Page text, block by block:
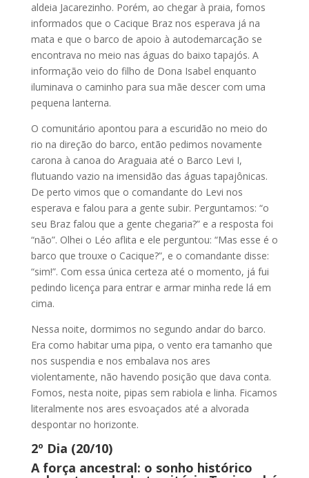
aldeia Jacarezinho. Porém, ao chegar à praia, fomos
informados que o Cacique Braz nos esperava já na
mata e que o barco de apoio à autodemarcação se
encontrava no meio nas águas do baixo tapajós. A
informação veio do filho de Dona Isabel enquanto
iluminava o caminho para sua mãe descer com uma
pequena lanterna.
O comunitário apontou para a escuridão no meio do
rio na direção do barco, então pedimos novamente
carona à canoa do Araguaia até o Barco Levi I,
flutuando vazio na imensidão das águas tapajônicas.
De perto vimos que o comandante do Levi nos
esperava e falou para a gente subir. Perguntamos: “o
seu Braz falou que a gente chegaria?” e a resposta foi
“não”. Olhei o Léo aflita e ele perguntou: “Mas esse é o
barco que trouxe o Cacique?”, e o comandante disse:
“sim!”. Com essa única certeza até o momento, já fui
pedindo licença para entrar e armar minha rede lá em
cima.
Nessa noite, dormimos no segundo andar do barco.
Era como habitar uma pipa, o vento era tamanho que
nos suspendia e nos embalava nos ares
violentamente, não havendo posição que dava conta.
Fomos, nesta noite, pipas sem rabiola e linha. Ficamos
literalmente nos ares esvoaçados até a alvorada
despontar no horizonte.
2º Dia (20/10)
A força ancestral: o sonho histórico